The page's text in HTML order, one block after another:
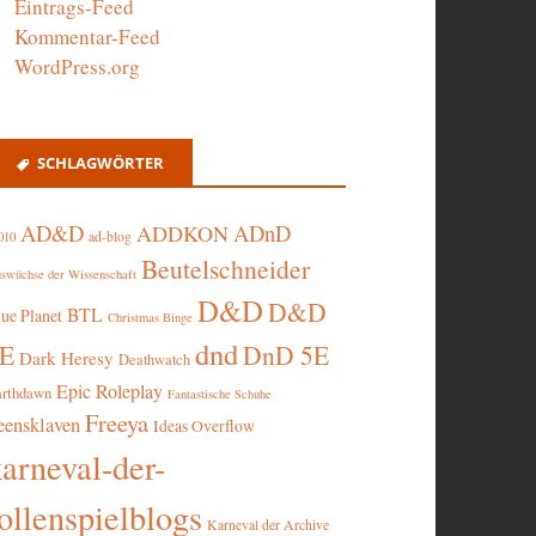
Eintrags-Feed
Kommentar-Feed
WordPress.org
SCHLAGWÖRTER
AD&D ad-blog ADDKONADnD
der Wissenschaft Beutelschneider
Planet BTL Christmas Binge D&DD&D
Dark Heresy Deathwatch dndDnD 5E
Epic Roleplay Fantastische Schuhe
Freeya Ideas Overflow
der-
Karneval der Archive